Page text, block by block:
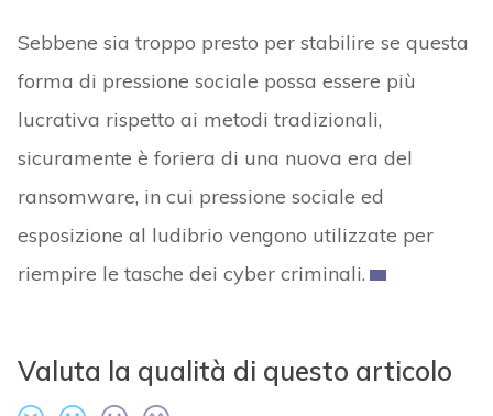
Sebbene sia troppo presto per stabilire se questa
forma di pressione sociale possa essere più
lucrativa rispetto ai metodi tradizionali,
sicuramente è foriera di una nuova era del
ransomware, in cui pressione sociale ed
esposizione al ludibrio vengono utilizzate per
riempire le tasche dei cyber criminali.
Valuta la qualità di questo articolo